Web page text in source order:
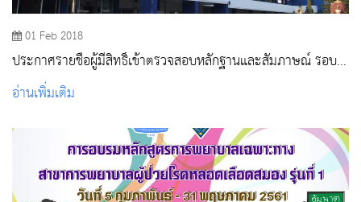
01 Feb 2018
ประกาศรายชื่อผู้มีสิทธิ์เข้าตรวจสอบหลักฐานและสัมภาษณ์ รอบ
รับตรง ปีการศึกษา 2561
อ่านเพิ่มเติม